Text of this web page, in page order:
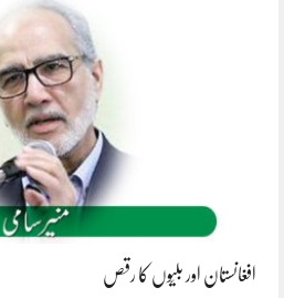
افغانستان اور بلیّوں کا رقص